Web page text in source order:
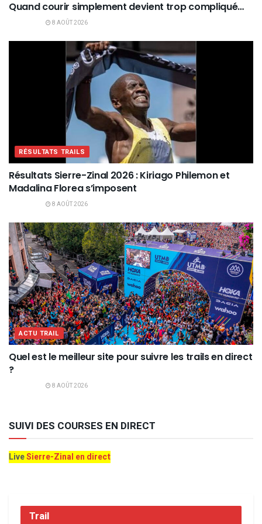
Quand courir simplement devient trop compliqué…
8 AOÛT 2026
RÉSULTATS TRAILS
Résultats Sierre-Zinal 2026 : Kiriago Philemon et
Madalina Florea s’imposent
8 AOÛT 2026
ACTU TRAIL
Quel est le meilleur site pour suivre les trails en direct
?
8 AOÛT 2026
SUIVI DES COURSES EN DIRECT
LiveSierre-Zinal en direct
Trail